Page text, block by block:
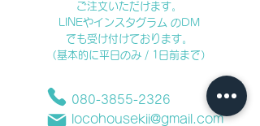
ご注文いただけます。
LINEやインスタグラム のDM
でも受け付けております。
​（基本的に平日のみ / 1日前まで）
080-3855-2326
locohousekii@gmail.com